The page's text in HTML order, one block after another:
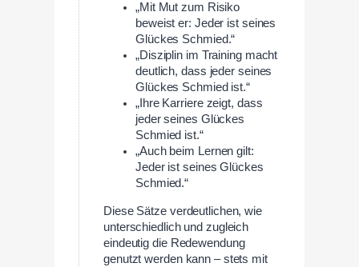
„Mit Mut zum Risiko
beweist er: Jeder ist seines
Glückes Schmied.“
„Disziplin im Training macht
deutlich, dass jeder seines
Glückes Schmied ist.“
„Ihre Karriere zeigt, dass
jeder seines Glückes
Schmied ist.“
„Auch beim Lernen gilt:
Jeder ist seines Glückes
Schmied.“
Diese Sätze verdeutlichen, wie
unterschiedlich und zugleich
eindeutig die Redewendung
genutzt werden kann – stets mit